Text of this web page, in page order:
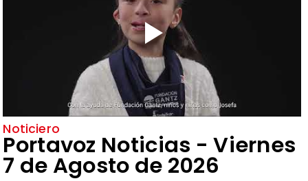
Noticiero
Portavoz Noticias - Viernes
7 de Agosto de 2026